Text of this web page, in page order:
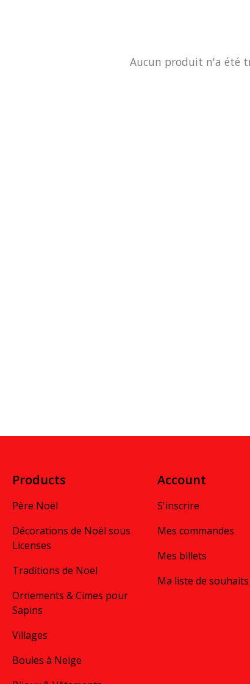
Aucun produit n'a été
Products
Père Noël
Décorations de Noël sous
Licenses
Traditions de Noël
Ornements & Cimes pour
Sapins
Villages
Boules à Neige
Account
S'inscrire
Mes commandes
Mes billets
Ma liste de souhaits